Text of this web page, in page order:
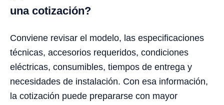
una cotización?
Conviene revisar el modelo, las especificaciones
técnicas, accesorios requeridos, condiciones
eléctricas, consumibles, tiempos de entrega y
necesidades de instalación. Con esa información,
la cotización puede prepararse con mayor